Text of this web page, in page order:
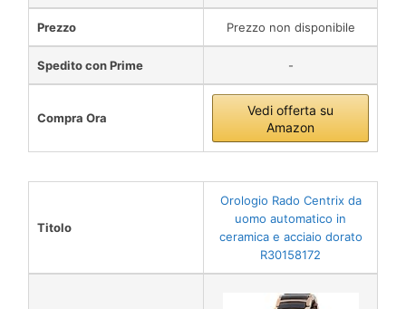
Prezzo Prezzo non disponibile
Spedito con Prime -
Compra Ora
Vedi offerta su
Amazon
Titolo
Orologio Rado Centrix da
uomo automatico in
ceramica e acciaio dorato
R30158172